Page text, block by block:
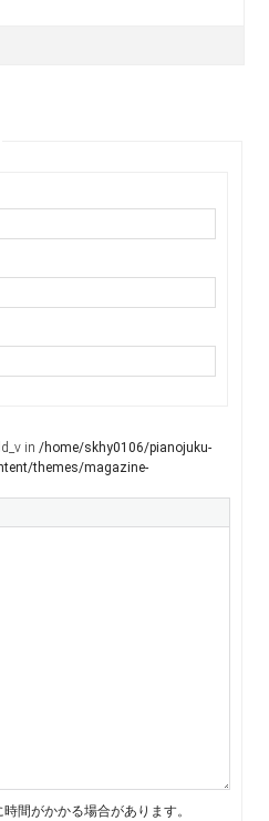
in /home/skhy0106/pianojuku-
themes/magazine-
間がかかる場合があります。